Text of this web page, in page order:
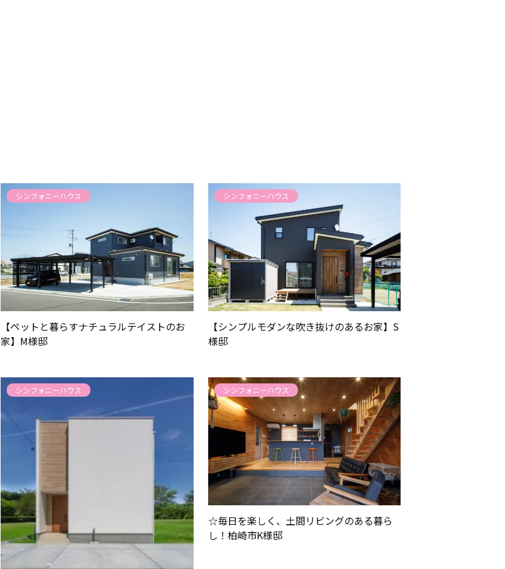
スタッフ紹介
コラム
採用情報
定期点検予約
個人情報保護方針
シンフォニーハウス
【ペットと暮らすナチュラルテイストのお
家】M様邸
シンフォニーハウス
【シンプルモダンな吹き抜けのあるお家】S
様邸
シンフォニーハウス シンフォニーハウス
☆毎日を楽しく、土間リビングのある暮ら
し！柏崎市K様邸